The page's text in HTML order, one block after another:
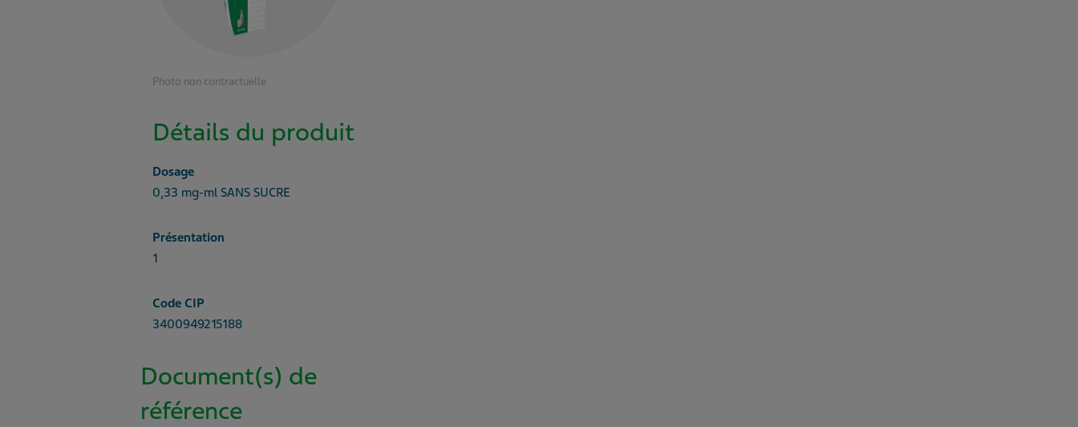
Photo non contractuelle
Détails du produit
Dosage
0,33 mg-ml SANS SUCRE
Présentation
1
Code CIP
3400949215188
Document(s) de
référence